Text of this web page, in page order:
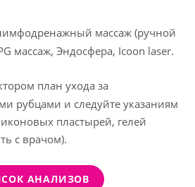
массаж (ручной
массаж, Эндосфера, Icoon laser.
план ухода за
рубцами и следуйте указаниям
пластырей, гелей
с врачом).
АНАЛИЗОВ